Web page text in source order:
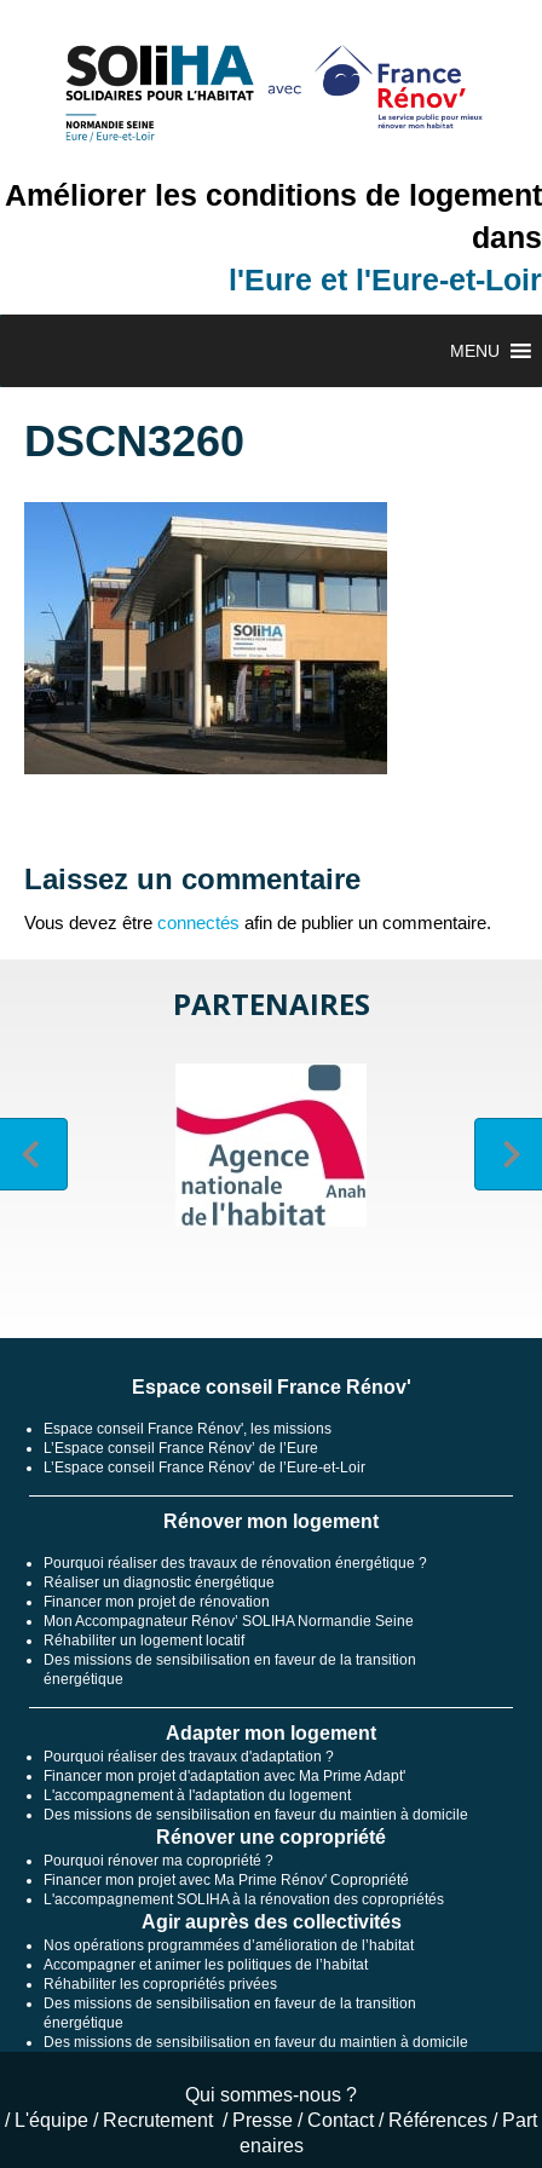
Améliorer les conditions de logement
dans
l'Eure et l'Eure-et-Loir
MENU
DSCN3260
Laissez un commentaire
Vous devez être connectés afin de publier un commentaire.
PARTENAIRES
Espace conseil France Rénov'
Espace conseil France Rénov', les missions
L’Espace conseil France Rénov’ de l’Eure
L’Espace conseil France Rénov’ de l’Eure-et-Loir
Rénover mon logement
Pourquoi réaliser des travaux de rénovation énergétique ?
Réaliser un diagnostic énergétique
Financer mon projet de rénovation
Mon Accompagnateur Rénov’ SOLIHA Normandie Seine
Réhabiliter un logement locatif
Des missions de sensibilisation en faveur de la transition
énergétique
Adapter mon logement
Pourquoi réaliser des travaux d'adaptation ?
Financer mon projet d'adaptation avec Ma Prime Adapt'
L'accompagnement à l'adaptation du logement
Des missions de sensibilisation en faveur du maintien à domicile
Rénover une copropriété
Pourquoi rénover ma copropriété ?
Financer mon projet avec Ma Prime Rénov' Copropriété
L'accompagnement SOLIHA à la rénovation des copropriétés
Agir auprès des collectivités
Nos opérations programmées d’amélioration de l’habitat
Accompagner et animer les politiques de l’habitat
Réhabiliter les copropriétés privées
Des missions de sensibilisation en faveur de la transition
énergétique
Des missions de sensibilisation en faveur du maintien à domicile
Qui sommes-nous ?
/ L'équipe / Recrutement / Presse /Contact/ Références / Part
enaires